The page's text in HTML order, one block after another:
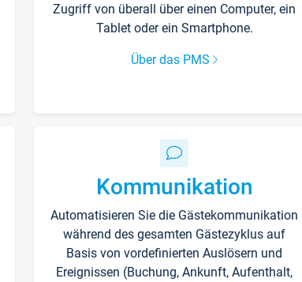
Zugriff von überall über einen Computer, ein
Tablet oder ein Smartphone.
Über das PMS
Kommunikation
Automatisieren Sie die Gästekommunikation
während des gesamten Gästezyklus auf
Basis von vordefinierten Auslösern und
Ereignissen (Buchung, Ankunft, Aufenthalt,